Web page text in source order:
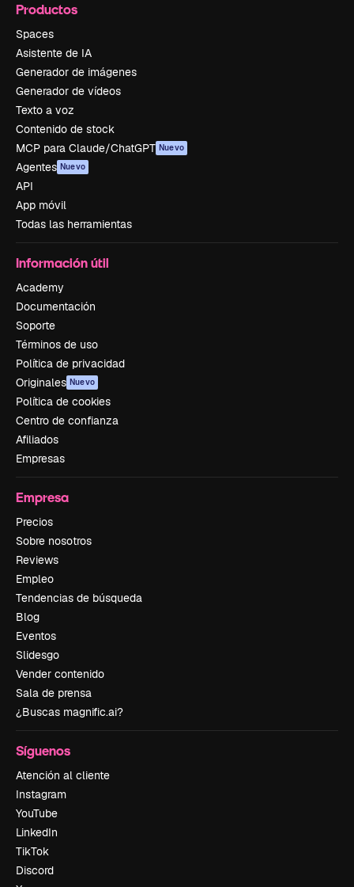
Productos
Spaces
Asistente de IA
Generador de imágenes
Generador de vídeos
Texto a voz
Contenido de stock
MCP para Claude/ChatGPT Nuevo
Agentes Nuevo
API
App móvil
Todas las herramientas
Información útil
Academy
Documentación
Soporte
Términos de uso
Política de privacidad
Originales Nuevo
Política de cookies
Centro de confianza
Afiliados
Empresas
Empresa
Precios
Sobre nosotros
Reviews
Empleo
Tendencias de búsqueda
Blog
Eventos
Slidesgo
Vender contenido
Sala de prensa
¿Buscas magnific.ai?
Síguenos
Atención al cliente
Instagram
YouTube
LinkedIn
TikTok
Discord